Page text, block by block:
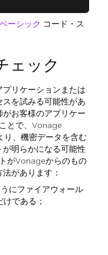
ーシック コード・ス
ェック
リケーションまたは
を試みる可能性があ
お客様のアプリケー
とで、Vonage
、機密データを含む
明らかになる可能性
がVonageからのもの
があります：
にファイアウォール
けである；